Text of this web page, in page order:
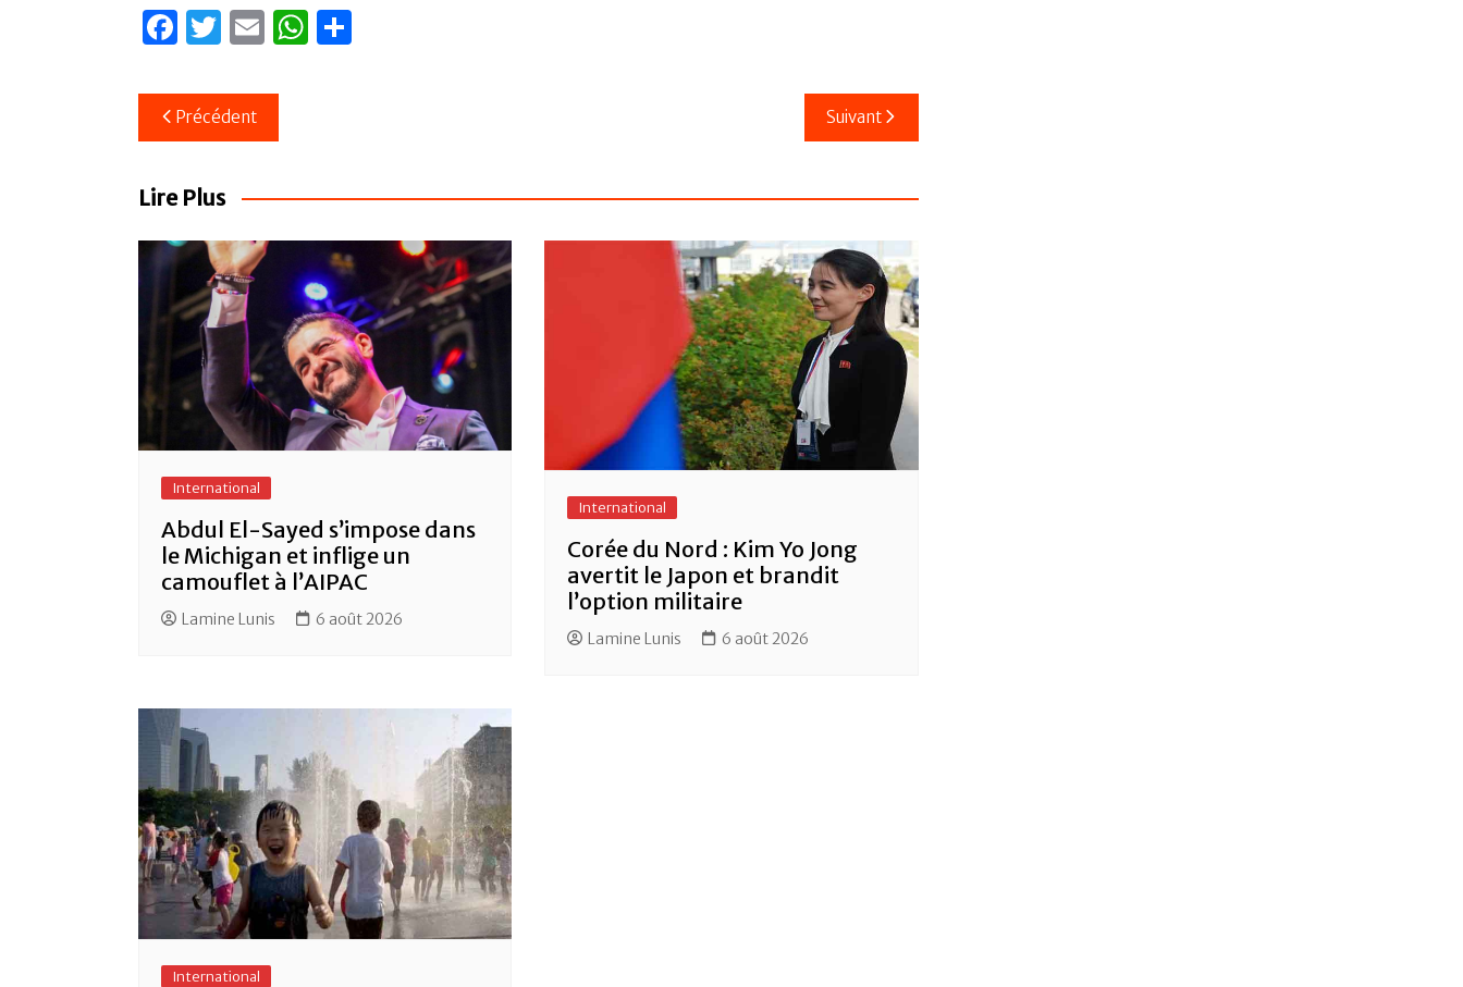
F
c
e
o
o
k
T
itt
er
E
ail
W
p
p
Navigation
de
l’article
Précédent Suivant
Lire Plus
International
Abdul El-Sayed s’impose dans
le Michigan et inflige un
camouflet à l’AIPAC
Lamine Lunis 6 août 2026
International
Corée du Nord : Kim Yo Jong
avertit le Japon et brandit
l’option militaire
Lamine Lunis 6 août 2026
International